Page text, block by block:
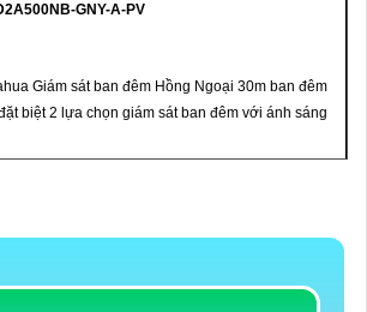
GNY-A-PV
Giám sát ban đêm Hồng Ngoại 30m ban đêm
biệt 2 lựa chọn giám sát ban đêm với ánh sáng